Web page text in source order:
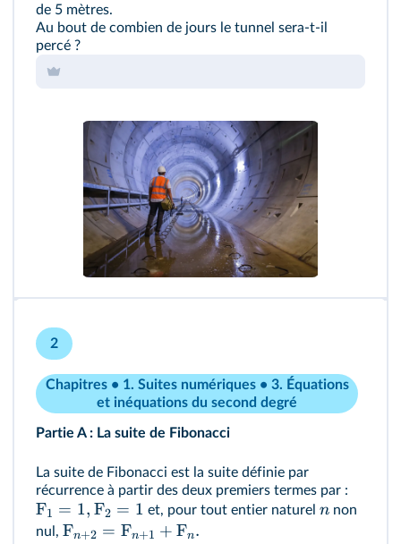
de 5 mètres.
Au bout de combien de jours le tunnel sera‑t‑il
percé ?
2
Chapitres • 1. Suites numériques • 3. Équations
et inéquations du second degré
Partie A : La suite de Fibonacci
La suite de Fibonacci est la suite définie par
récurrence à partir des deux premiers termes par :
F1 = 1, F2 = 1 et, pour tout entier naturel nnon
nul, Fn+2 = Fn+1 + Fn.